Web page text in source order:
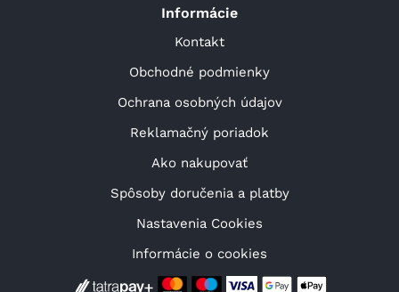
Informácie
Kontakt
Obchodné podmienky
Ochrana osobných údajov
Reklamačný poriadok
Ako nakupovať
Spôsoby doručenia a platby
Nastavenia Cookies
Informácie o cookies